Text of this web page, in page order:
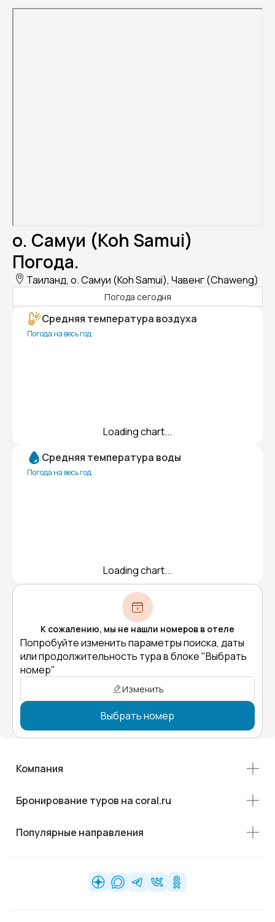
о. Самуи (Koh Samui)
Погода.
Таиланд, о. Самуи (Koh Samui), Чавенг (Chaweng)
Погода сегодня
Средняя температура воздуха
Погода на весь год
Loading chart...
Средняя температура воды
Погода на весь год
Loading chart...
К сожалению, мы не нашли номеров в отеле
Попробуйте изменить параметры поиска, даты
или продолжительность тура в блоке "Выбрать
номер"
Изменить
Выбрать номер
Компания
Бронирование туров на coral.ru
Популярные направления